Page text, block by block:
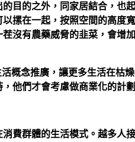
目的之外，同家居結合，也
摞在一起，按照空間的高度
沒有農藥威脅的韭菜，會增
概念推廣，讓更多生活在枯
他們才會考慮做商業化的計劃
費群體的生活模式。越多人